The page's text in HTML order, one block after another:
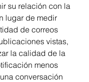
su relación con la
lugar de medir
de correos
vistas,
la calidad de la
menos
conversación